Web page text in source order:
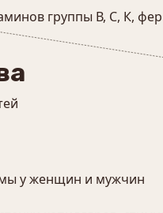
группы В, С, К,
у женщин и мужчин